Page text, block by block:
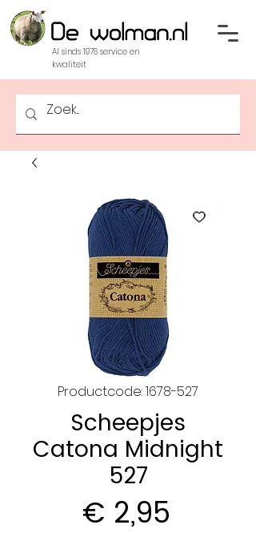
Al sinds 1976 service en
kwaliteit
Productcode: 1678-527
Scheepjes
Catona Midnight
527
€ 2,95